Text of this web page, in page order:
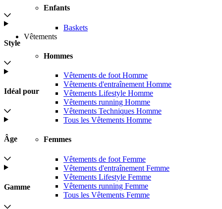
Enfants
Baskets
Vêtements
Hommes
Vêtements de foot Homme
Vêtements d'entraînement Homme
Vêtements Lifestyle Homme
Vêtements running Homme
Vêtements Techniques Homme
Tous les Vêtements Homme
Femmes
Vêtements de foot Femme
Vêtements d'entraînement Femme
Vêtements Lifestyle Femme
Vêtements running Femme
Tous les Vêtements Femme
Style
Idéal pour
Âge
Gamme